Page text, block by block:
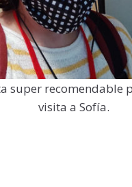
super recomendable
visita a Sofía.